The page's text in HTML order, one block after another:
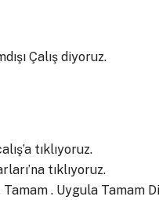
Çalış diyoruz.
tıklıyoruz.
tıklıyoruz.
. Uygula Tamam